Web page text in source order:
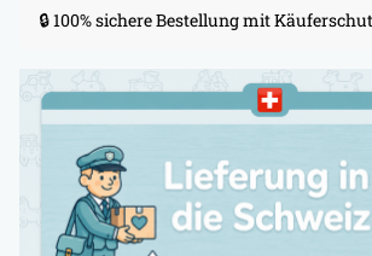
🔒 100% sichere Bestellung mit